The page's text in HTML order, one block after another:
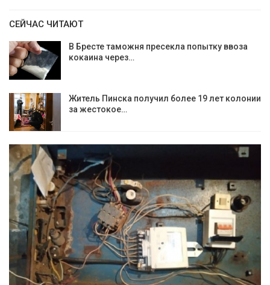
СЕЙЧАС ЧИТАЮТ
В Бресте таможня пресекла попытку ввоза
кокаина через…
Житель Пинска получил более 19 лет колонии
за жестокое…